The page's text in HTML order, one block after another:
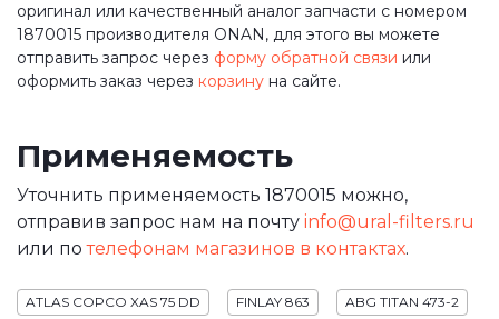
оригинал или качественный аналог запчасти с номером
1870015 производителя ONAN, для этого вы можете
отправить запрос через форму обратной связи или
оформить заказ через корзину на сайте.
Применяемость
Уточнить применяемость 1870015 можно,
отправив запрос нам на почту info@ural-filters.ru
или потелефонам магазинов в контактах.
ATLAS COPCO XAS 75 DD FINLAY 863 ABG TITAN 473-2